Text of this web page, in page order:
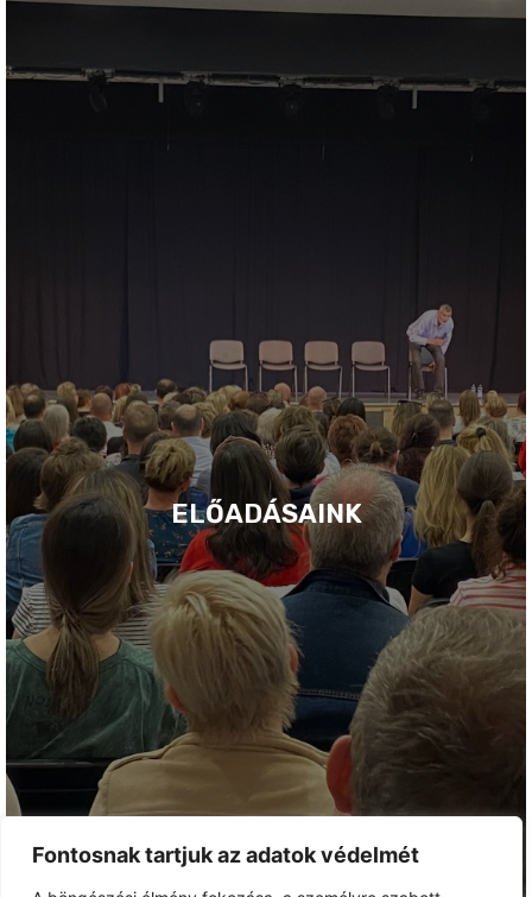
Fontosnak tartjuk az adatok védelmét
ELŐADÁSAINK